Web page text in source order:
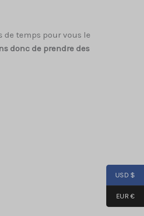
de temps pour vous le
donc de prendre des
USD $
EUR €